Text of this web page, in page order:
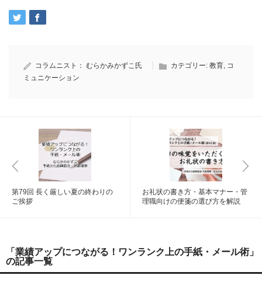
コラムニスト： むらかみかずこ氏 カテゴリー: 教育, コ
ミュニケーション
第79回 長く厳しい夏の終わりの
ご挨拶
お礼状の書き方・基本マナー・管
理職向けの便箋の選び方を解説
「業績アップにつながる！ワンランク上の手紙・メール術」
の記事一覧